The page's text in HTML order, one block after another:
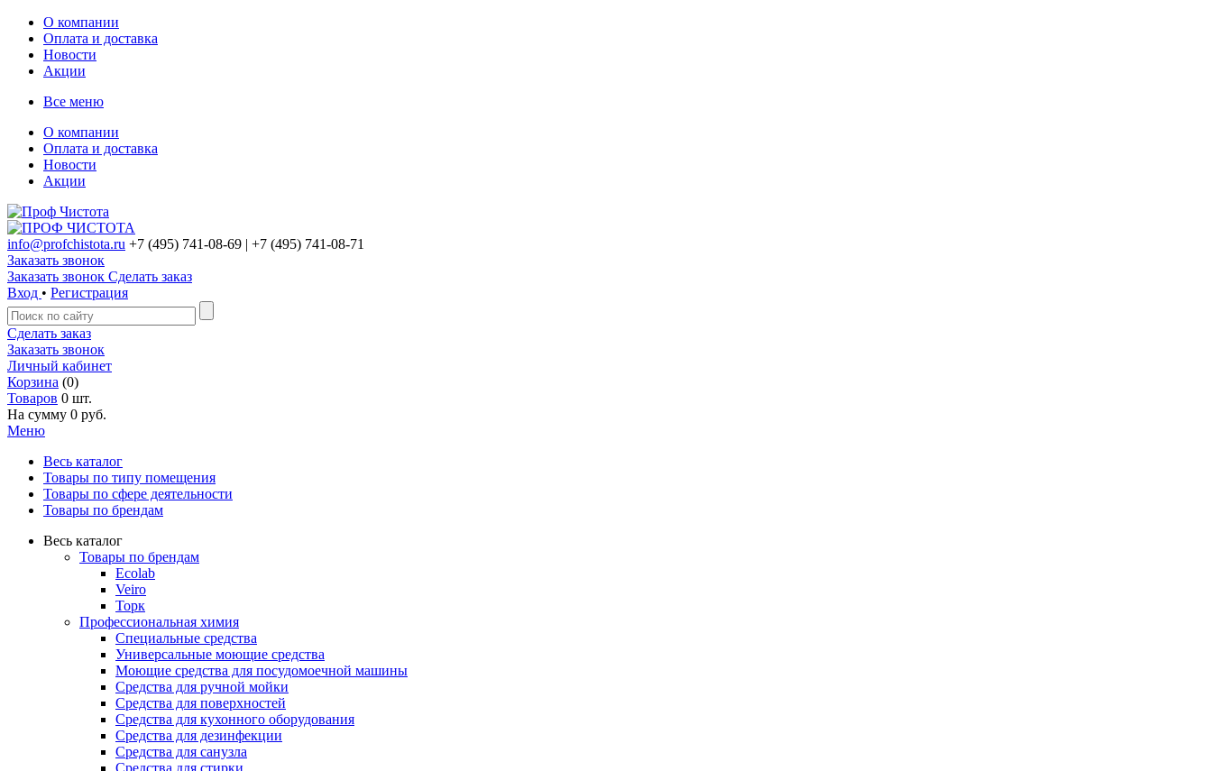
О компании
Оплата и доставка
Новости
Акции
Все меню
О компании
Оплата и доставка
Новости
Акции
info@profchistota.ru +7 (495) 741-08-69 | +7 (495) 741-08-71
Заказать звонок
Заказать звонок Сделать заказ
Вход • Регистрация
Сделать заказ
Заказать звонок
Личный кабинет
Корзина (0)
Товаров 0 шт.
На сумму 0 руб.
Меню
Весь каталог
Товары по типу помещения
Товары по сфере деятельности
Товары по брендам
Весь каталог
Товары по брендам
Ecolab
Veiro
Торк
Профессиональная химия
Специальные средства
Универсальные моющие средства
Моющие средства для посудомоечной машины
Средства для ручной мойки
Средства для поверхностей
Средства для кухонного оборудования
Средства для дезинфекции
Средства для санузла
Средства для стирки